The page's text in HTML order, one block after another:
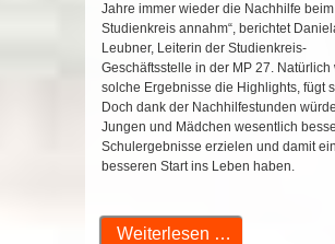
Jahre immer wieder die Nachhilfe beim
Studienkreis annahm“, berichtet
Leubner, Leiterin der Studienkreis-
Geschäftsstelle in der MP 27. Natürlich
solche Ergebnisse die Highlights, fügt
Doch dank der Nachhilfestunden
Jungen und Mädchen wesentlich
Schulergebnisse erzielen und damit
besseren Start ins Leben haben.
Weiterlesen …